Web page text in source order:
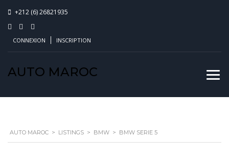
+212 (6) 26821935
CONNEXION INSCRIPTION
AUTO MAROC
AUTO MAROC > LISTINGS > BMW > BMW SERIE 5